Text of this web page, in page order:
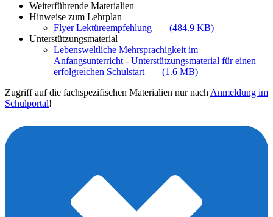
Weiterführende Materialien
Hinweise zum Lehrplan
Flyer Lektüreempfehlung
(484.9 KB)
Unterstützungsmaterial
Lebensweltliche Mehrsprachigkeit im
Anfangsunterricht - Unterstützungsmaterial für einen
erfolgreichen Schulstart
(1.6 MB)
Zugriff auf die fachspezifischen Materialien nur nach Anmeldung im
Schulportal!